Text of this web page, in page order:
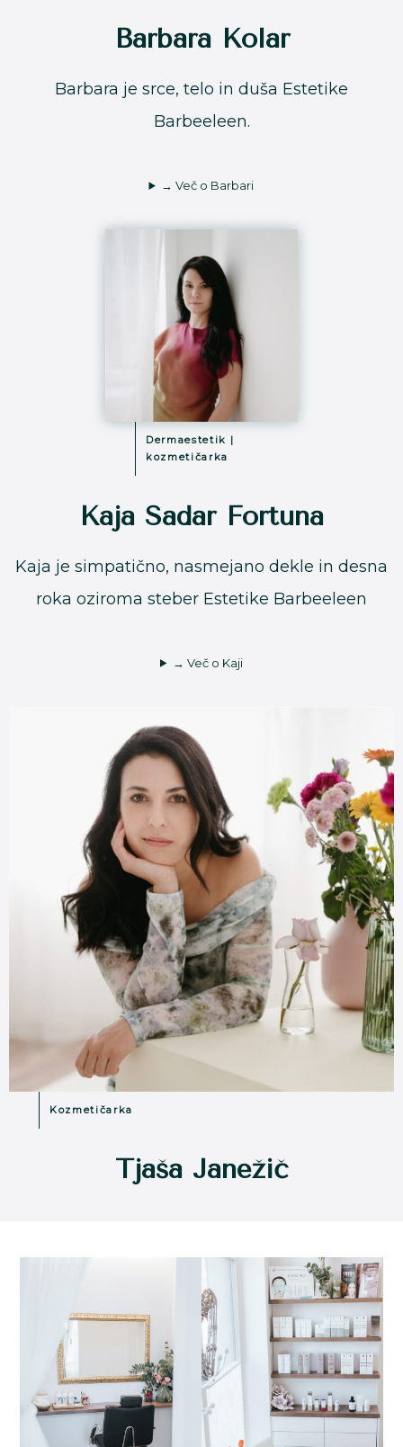
Barbara Kolar
Barbara je srce, telo in duša Estetike
Barbeeleen.
→ Več o Barbari
Dermaestetik |
kozmetičarka
Kaja Sadar Fortuna
Kaja je simpatično, nasmejano dekle in desna
roka oziroma steber Estetike Barbeeleen
→ Več o Kaji
Kozmetičarka
Tjaša Janežič